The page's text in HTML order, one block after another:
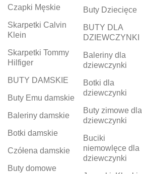
Czapki Męskie
Skarpetki Calvin
Klein
Skarpetki Tommy
Hilfiger
BUTY DAMSKIE
Buty Emu damskie
Baleriny damskie
Botki damskie
Czółena damskie
Buty domowe
Buty Dziecięce
BUTY DLA
DZIEWCZYNKI
Baleriny dla
dziewczynki
Botki dla
dziewczynki
Buty zimowe dla
dziewczynki
Buciki
niemowlęce dla
dziewczynki